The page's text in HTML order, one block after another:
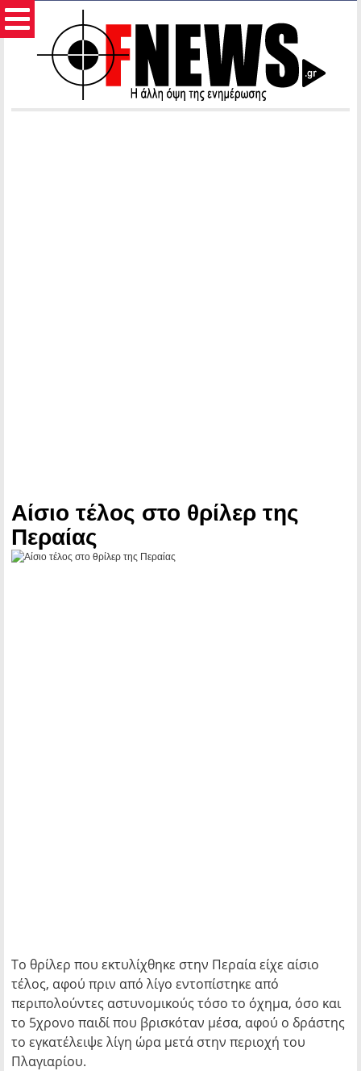
Αίσιο τέλος στο θρίλερ της
Περαίας
Το θρίλερ που εκτυλίχθηκε στην Περαία είχε αίσιο
τέλος, αφού πριν από λίγο εντοπίστηκε από
περιπολούντες αστυνομικούς τόσο το όχημα, όσο και
το 5χρονο παιδί που βρισκόταν μέσα, αφού ο δράστης
το εγκατέλειψε λίγη ώρα μετά στην περιοχή του
Πλαγιαρίου.